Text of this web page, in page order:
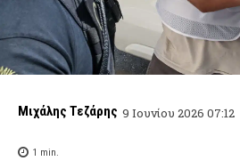
Μιχάλης Τεζάρης 9 Ιουνίου 2026 07:12
1 min.